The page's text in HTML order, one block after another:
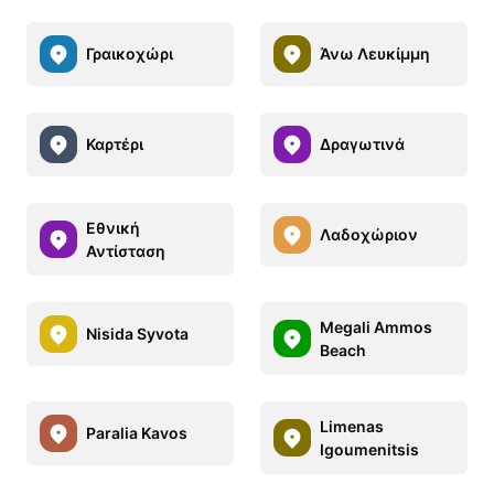
Γραικοχώρι Άνω Λευκίμμη
Καρτέρι Δραγωτινά
Εθνική
Αντίσταση
Λαδοχώριον
Nisida Syvota
Megali Ammos
Beach
Paralia Kavos
Limenas
Igoumenitsis